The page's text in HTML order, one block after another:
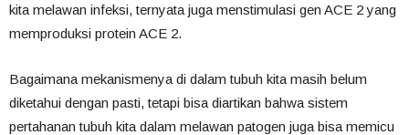
kita melawan infeksi, ternyata juga menstimulasi gen ACE 2 yang
memproduksi protein ACE 2.
Bagaimana mekanismenya di dalam tubuh kita masih belum
diketahui dengan pasti, tetapi bisa diartikan bahwa sistem
pertahanan tubuh kita dalam melawan patogen juga bisa memicu